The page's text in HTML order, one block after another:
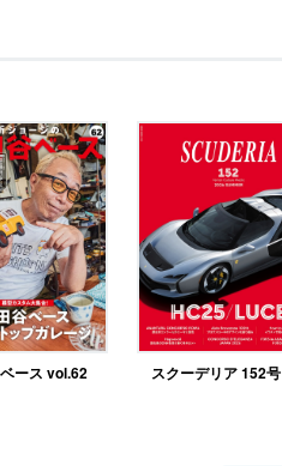
ース vol.62 スクーデリア 152号